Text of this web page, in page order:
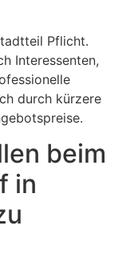
Pflicht.
Interessenten,
durch kürzere
beim
in